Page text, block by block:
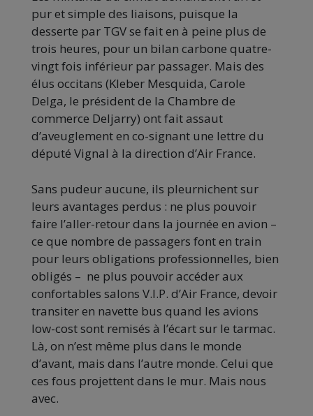
pur et simple des liaisons, puisque la
desserte par TGV se fait en à peine plus de
trois heures, pour un bilan carbone quatre-
vingt fois inférieur par passager. Mais des
élus occitans (Kleber Mesquida, Carole
Delga, le président de la Chambre de
commerce Deljarry) ont fait assaut
d’aveuglement en co-signant une lettre du
député Vignal à la direction d’Air France.
Sans pudeur aucune, ils pleurnichent sur
leurs avantages perdus : ne plus pouvoir
faire l’aller-retour dans la journée en avion –
ce que nombre de passagers font en train
pour leurs obligations professionnelles, bien
obligés – ne plus pouvoir accéder aux
confortables salons V.I.P. d’Air France, devoir
transiter en navette bus quand les avions
low-cost sont remisés à l’écart sur le tarmac.
Là, on n’est même plus dans le monde
d’avant, mais dans l’autre monde. Celui que
ces fous projettent dans le mur. Mais nous
avec.